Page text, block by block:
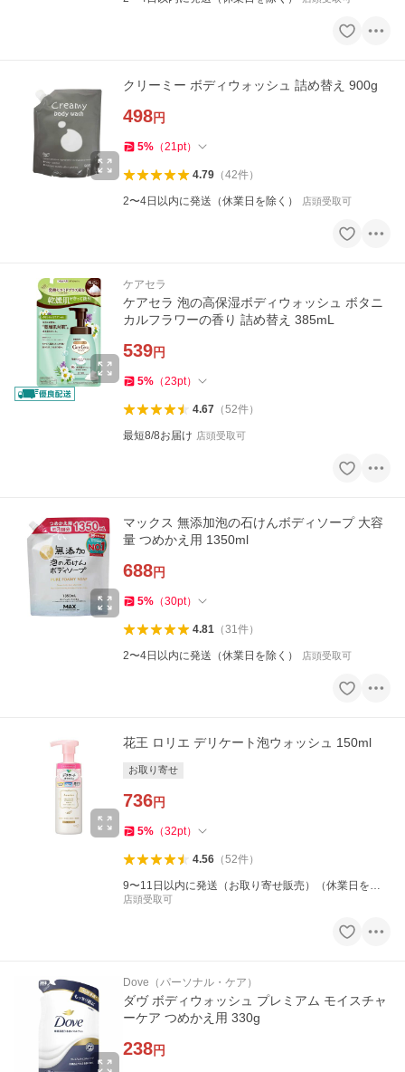
クリーミー ボディウォッシュ 詰め替え 900g
498円
5% （21pt）
4.79（42件）
2〜4日以内に発送（休業日を除く） 店頭受取可
ケアセラ
ケアセラ 泡の高保湿ボディウォッシュ ボタニ
カルフラワーの香り 詰め替え 385mL
539円
5% （23pt）
4.67（52件）
最短8/8お届け 店頭受取可
マックス 無添加泡の石けんボディソープ 大容
量 つめかえ用 1350ml
688円
5% （30pt）
4.81（31件）
2〜4日以内に発送（休業日を除く） 店頭受取可
花王 ロリエ デリケート泡ウォッシュ 150ml
お取り寄せ
736円
5% （32pt）
4.56（52件）
9〜11日以内に発送（お取り寄せ販売）（休業日を除
く）
店頭受取可
Dove（パーソナル・ケア）
ダヴ ボディウォッシュ プレミアム モイスチャ
ーケア つめかえ用 330g
238円